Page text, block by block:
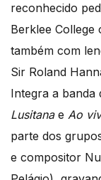
reconhecido
Berklee College
também com
Sir Roland
Integra a banda
Lusitanae Ao
parte dos
e compositor